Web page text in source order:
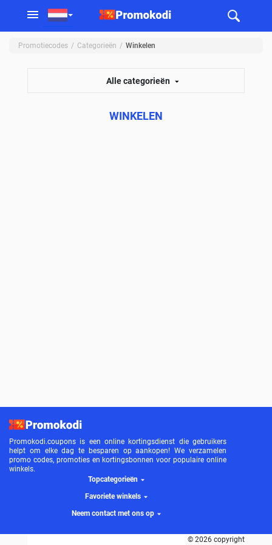
Promotiecodes Categorieën Winkelen
Alle categorieën
WINKELEN
Promokodi.coupons is een online kortingsdienst die gebruikers
helpt om elke dag te besparen op aankopen! We verzamelen
promo codes, promoties en kortingsbonnen voor populaire online
winkels.
Topcategorieën
Favoriete winkels
Neem contact met ons op
© 2026 copyright